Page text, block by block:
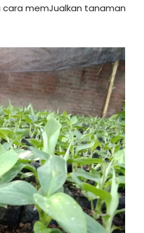
memJualkan tanaman